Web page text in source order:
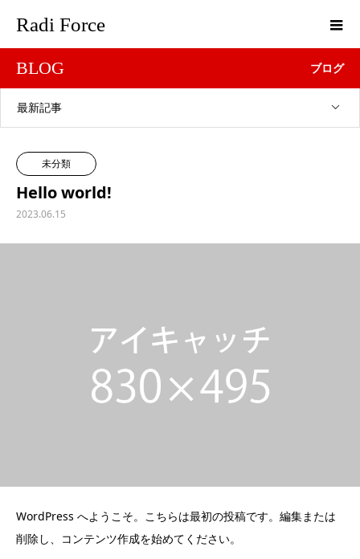
Radi Force
BLOG ブログ
最新記事
未分類
Hello world!
2023.06.15
WordPress へようこそ。こちらは最初の投稿です。編集または
削除し、コンテンツ作成を始めてください。